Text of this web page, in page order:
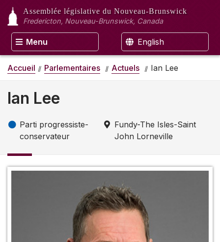
Assemblée législative du Nouveau-Brunswick
Fredericton, Nouveau-Brunswick, Canada
Menu English
Accueil Parlementaires Actuels Ian Lee
Ian Lee
Parti progressiste-
conservateur
Fundy-The Isles-Saint
John Lorneville